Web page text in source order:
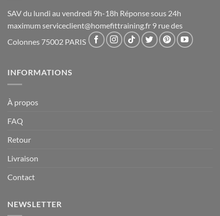
SAV du lundi au vendredi 9h-18h Réponse sous 24h
maximum serviceclient@homefittraining.fr 9 rue des
Colonnes 75002 PARIS
INFORMATIONS
À propos
FAQ
Retour
Livraison
Contact
NEWSLETTER